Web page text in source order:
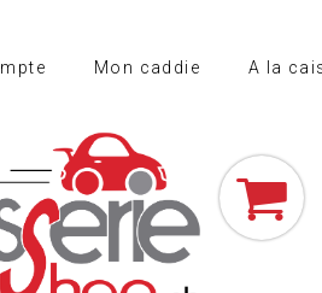
Mon caddie A la